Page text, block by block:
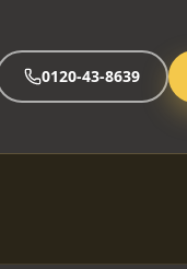
0120-43-8639